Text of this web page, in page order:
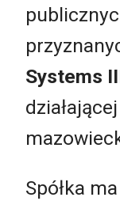
Systems
Spółka